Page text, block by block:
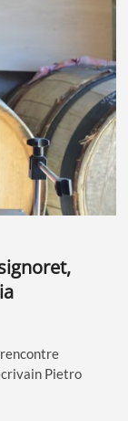
rencontre
Pietro